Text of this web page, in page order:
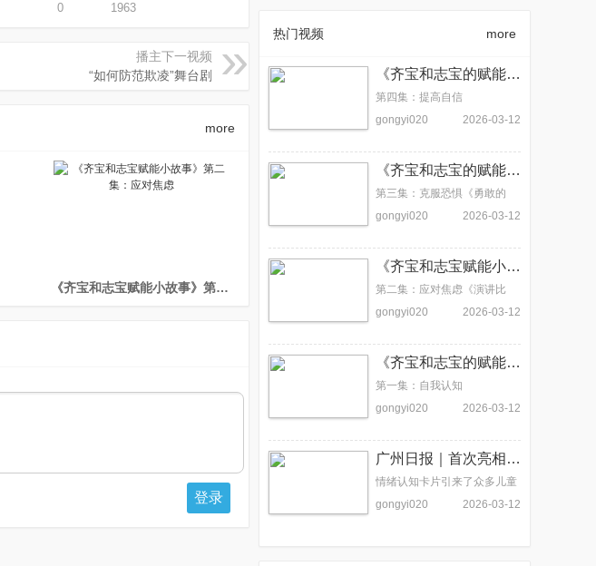
0 1963
播主下一视频
“如何防范欺凌”舞台剧
more
《齐宝和志宝赋能小故事》第二集：应对焦虑
登录
热门视频 more
《齐宝和志宝的赋能小故事》 第四集：提高自信
第四集：提高自信
gongyi020
2026-03-12
《齐宝和志宝的赋能小故事》第三集：克服恐惧
第三集：克服恐惧《勇敢的
gongyi020 2026-03-12
《齐宝和志宝赋能小故事》第二集：应对焦虑
第二集：应对焦虑《演讲比
gongyi020 2026-03-12
《齐宝和志宝的赋能小故事》第一集：自我认知
第一集：自我认知
gongyi020
2026-03-12
广州日报｜首次亮相慈善展会，这套儿童情绪卡片火了！
情绪认知卡片引来了众多儿童
和家长的关注
gongyi020 2026-03-12